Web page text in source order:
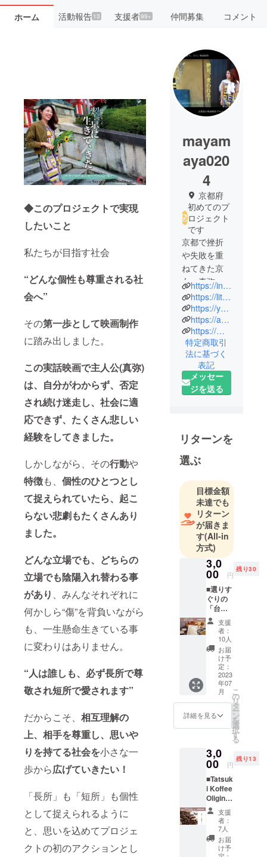
ホーム 活動報告13 支援者99+ 仲間募集 コメント
◆このプロジェクトで実現
したいこと
私たちが目指す社会
“どんな個性も尊重される社
会へ”
その第一歩として映画制作
に踏み出しました。
この実話映画で主人公(真弥)
は、自分がわからず、否定
され続け迷走し、社会に適
応できず、たくさん悲しい
経験をしてきました。
しかしながら、その行動や
特徴も、 個性のひとつとし
て捉えられていたら、起こ
らない悲劇もたくさんあり
ました。
どんな立場でも、どちらの
立場でも陰陽入れ替わる事
があり 、みんなそれぞれに
何かしら“傷”を背負いながら
も、一生懸命生きている事
に変わりはありません。
“人は誰しも、必ず長所で尊
敬され短所で愛されます”
だからこそ、 相互理解の
上、相手を尊重し、思いや
りを持てる社会を小さな一
歩から広げていきたい！
「長所」も「短所」も個性
として捉えられるように
と、思いを込めてプロジェ
クトの初のアクションとし
mayam
aya020
4
京都府
初めてのプ
ロジェクト
です
京都で挫折
や失敗を重
ねてきた京
女、真弥
の”偽りない
自分”に出逢
うまでのノ
ンフィク
ションス
トーリーの
映画制作。
京都で立ち
上がったプ
https://instagram.com/mayamaya0204?igshid=YmMyMTA2M2Y=
https://lit.link/monetoile2424
https://youtu.be/0RtAzLdtWsY
https://ameblo.jp/maya198502040204/
https://mayaogata.com/
特定商取引
法に基づく
表記
メッセー
ジを送る
リターンを
選ぶ
目標金額
未達でも
リターン
が届きま
す(All-in
方式)
3,0
00 円
残り30
■選りす
ぐりの
「台湾
茶」
Shop
Yorishir
oから商
品提
供。 ＜
お茶の
説明＞
四季春
の中で
も最も
寒い時
期にわ
量だけ
採れ
る“冬
片”は一
味違い
ます。
上品で
甘みの
ある花
香が
しっか
支援
者：
10人
お届
け予
定：
2023
年07
月
詳細を見る
こ
の
リ
タ
ー
ン
を
選
択
す
る
3,0
00 円
残り13
■Tatsuk
i Koffee
Oliginal
Blend
シリー
ズ最初
の「陰
陽シ
支援
者：
7人
お届
け予